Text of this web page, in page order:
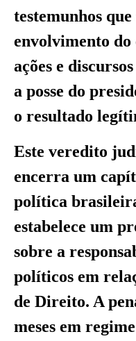
testemunhos
envolvimento do
ações e
a posse do
o resultado
Este veredito
encerra um
política
estabelece um
sobre a
políticos em
de Direito. A
meses em